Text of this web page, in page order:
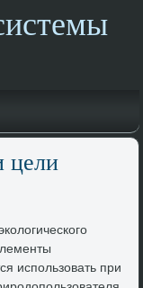
цели
использовать при